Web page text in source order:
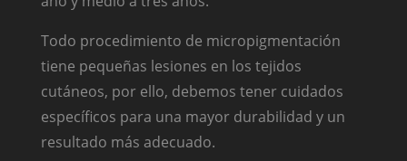
Todo procedimiento de micropigmentación
tiene pequeñas lesiones en los tejidos
cutáneos, por ello, debemos tener cuidados
específicos para una mayor durabilidad y un
resultado más adecuado.